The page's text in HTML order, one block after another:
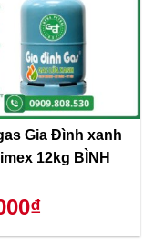
Gia Đình xanh
12kg BÌNH